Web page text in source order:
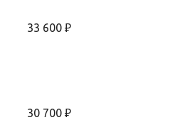
33 600 ₽
30 700 ₽